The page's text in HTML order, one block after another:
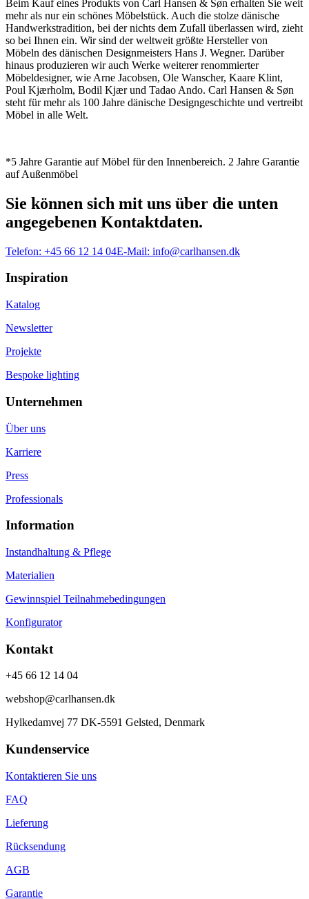
Beim Kauf eines Produkts von Carl Hansen & Søn erhalten Sie weit
mehr als nur ein schönes Möbelstück. Auch die stolze dänische
Handwerkstradition, bei der nichts dem Zufall überlassen wird, zieht
so bei Ihnen ein. Wir sind der weltweit größte Hersteller von
Möbeln des dänischen Designmeisters Hans J. Wegner. Darüber
hinaus produzieren wir auch Werke weiterer renommierter
Möbeldesigner, wie Arne Jacobsen, Ole Wanscher, Kaare Klint,
Poul Kjærholm, Bodil Kjær und Tadao Ando. Carl Hansen & Søn
steht für mehr als 100 Jahre dänische Designgeschichte und vertreibt
Möbel in alle Welt.
*5 Jahre Garantie auf Möbel für den Innenbereich. 2 Jahre Garantie
auf Außenmöbel
Sie können sich mit uns über die unten
angegebenen Kontaktdaten.
Telefon: +45 66 12 14 04E-Mail: info@carlhansen.dk
Inspiration
Katalog
Newsletter
Projekte
Bespoke lighting
Unternehmen
Über uns
Karriere
Press
Professionals
Information
Instandhaltung & Pflege
Materialien
Gewinnspiel Teilnahmebedingungen
Konfigurator
Kontakt
+45 66 12 14 04
webshop@carlhansen.dk
Hylkedamvej 77 DK-5591 Gelsted, Denmark
Kundenservice
Kontaktieren Sie uns
FAQ
Lieferung
Rücksendung
AGB
Garantie